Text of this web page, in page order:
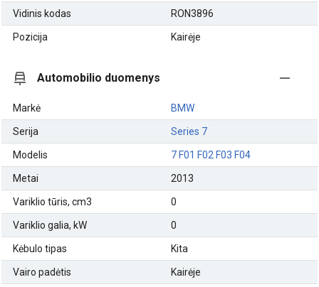
Vidinis kodas RON3896
Pozicija Kairėje
Automobilio duomenys
Markė BMW
Serija Series 7
Modelis 7 F01 F02 F03 F04
Metai 2013
Variklio tūris, cm3 0
Variklio galia, kW 0
Kėbulo tipas Kita
Vairo padėtis Kairėje